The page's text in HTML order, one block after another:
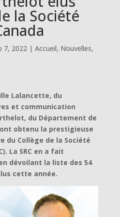
la Société
7, 2022| Accueil, Nouvelles,
Lalancette, du
et communication
du Département de
obtenu la prestigieuse
du Collège de la Société
La SRC en a fait
dévoilant la liste des 54
cette année.